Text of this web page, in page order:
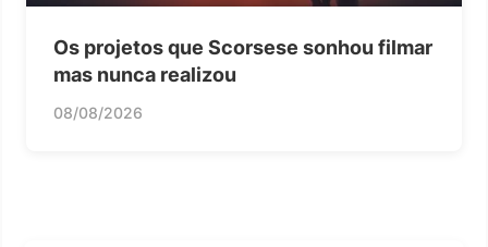
Os projetos que Scorsese sonhou filmar
mas nunca realizou
08/08/2026